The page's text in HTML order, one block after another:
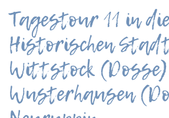
Tagestour 11 in
Historischen
Wittstock
Wusterhausen